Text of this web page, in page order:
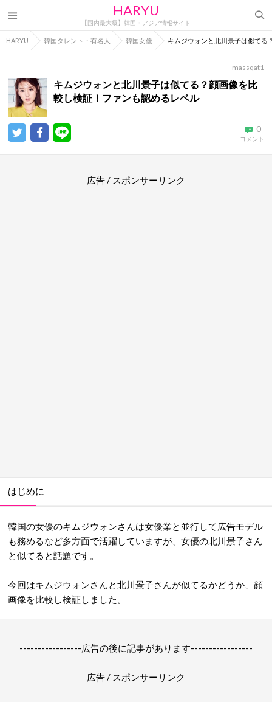
HARYU
【国内最大級】韓国・アジア情報サイト
HARYU 韓国タレント・有名人 韓国女優 キムジウォンと北川景子は似てる
massqat1
キムジウォンと北川景子は似てる？顔画像を比
較し検証！ファンも認めるレベル
0
コメント
広告 / スポンサーリンク
はじめに
韓国の女優のキムジウォンさんは女優業と並行して広告モデル
も務めるなど多方面で活躍していますが、女優の北川景子さん
と似てると話題です。
今回はキムジウォンさんと北川景子さんが似てるかどうか、顔
画像を比較し検証しました。
-----------------広告の後に記事があります-----------------
広告 / スポンサーリンク